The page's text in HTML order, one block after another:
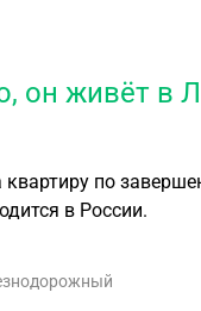
живёт в
находится в России.